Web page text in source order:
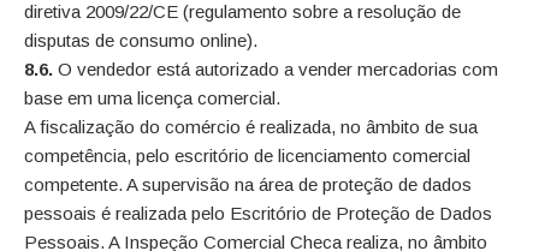
diretiva 2009/22/CE (regulamento sobre a resolução de
disputas de consumo online).
8.6.O vendedor está autorizado a vender mercadorias com
base em uma licença comercial.
A fiscalização do comércio é realizada, no âmbito de sua
competência, pelo escritório de licenciamento comercial
competente. A supervisão na área de proteção de dados
pessoais é realizada pelo Escritório de Proteção de Dados
Pessoais. A Inspeção Comercial Checa realiza, no âmbito